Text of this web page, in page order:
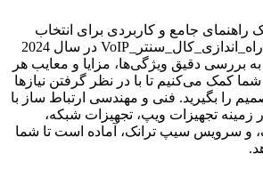
راهنمای جامع و کاربردی برای انتخاب
بهترین پلتفرم‌ها برای #راه_اندازی_کال_سنتر_VoIP در سال 2024
بررسی دقیق ویژگی‌ها، مزایا و معایب هر
شما کمک می‌کنیم تا با در نظر گرفتن نیازها
را بگیرید. فنی و مهندسی ارتباط ساز با
زمینه تجهیزات ویپ، تجهیزات شبکه،
و سرویس سیپ ترانک، آماده است تا شما